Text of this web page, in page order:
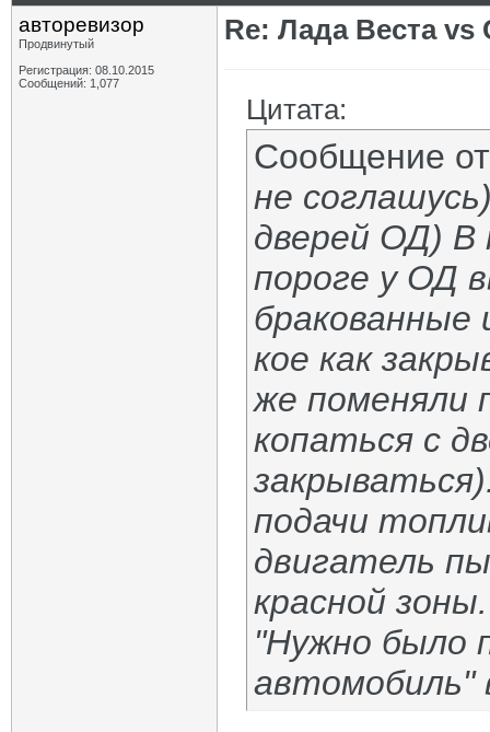
авторевизор
Продвинутый
Регистрация: 08.10.2015
Сообщений: 1,077
Re: Лада Веста vs
Цитата:
Сообщение
не
дверей ОД) В
пороге у ОД
бракованные
кое как
же поменяли
копаться с
подачи
двигатель
красной
"Нужно было
автомобиль"